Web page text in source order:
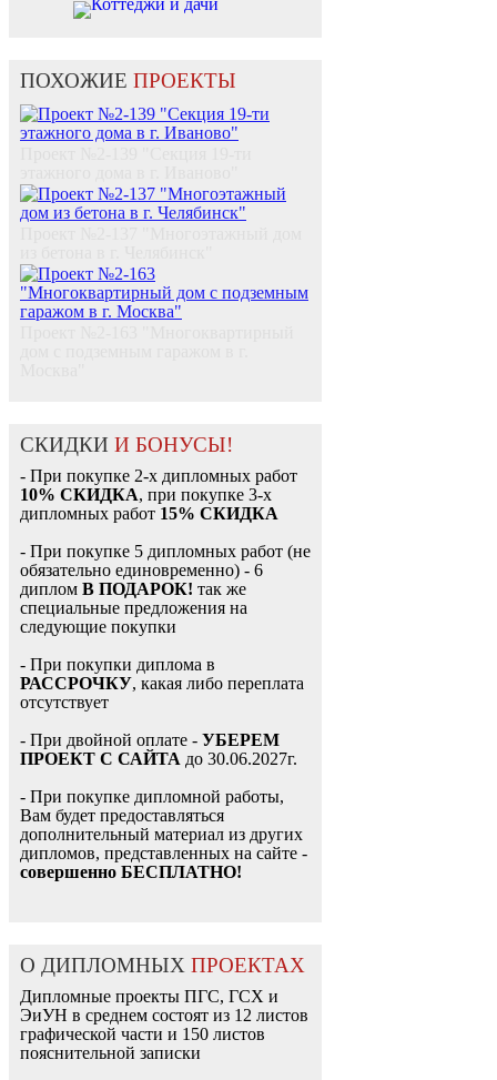
Коттеджи и дачи
ПОХОЖИЕ ПРОЕКТЫ
СКИДКИ И БОНУСЫ!
- При покупке 2-х дипломных работ
10% СКИДКА, при покупке 3-х
дипломных работ 15% СКИДКА
- При покупке 5 дипломных работ (не
обязательно единовременно) - 6
диплом В ПОДАРОК! так же
специальные предложения на
следующие покупки
- При покупки диплома в
РАССРОЧКУ, какая либо переплата
отсутствует
- При двойной оплате - УБЕРЕМ
ПРОЕКТ С САЙТА до 30.06.2027г.
- При покупке дипломной работы,
Вам будет предоставляться
дополнительный материал из других
дипломов, представленных на сайте -
совершенно БЕСПЛАТНО!
О ДИПЛОМНЫХ ПРОЕКТАХ
Дипломные проекты ПГС, ГСХ и
ЭиУН в среднем состоят из 12 листов
графической части и 150 листов
пояснительной записки